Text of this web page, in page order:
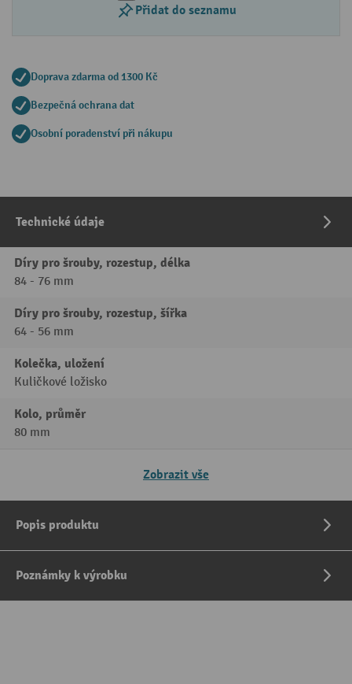
Přidat do seznamu
Doprava zdarma od 1300 Kč
Bezpečná ochrana dat
Osobní poradenství při nákupu
Technické údaje
Díry pro šrouby, rozestup, délka
84 - 76 mm
Díry pro šrouby, rozestup, šířka
64 - 56 mm
Kolečka, uložení
Kuličkové ložisko
Kolo, průměr
80 mm
Zobrazit vše
Popis produktu
Poznámky k výrobku